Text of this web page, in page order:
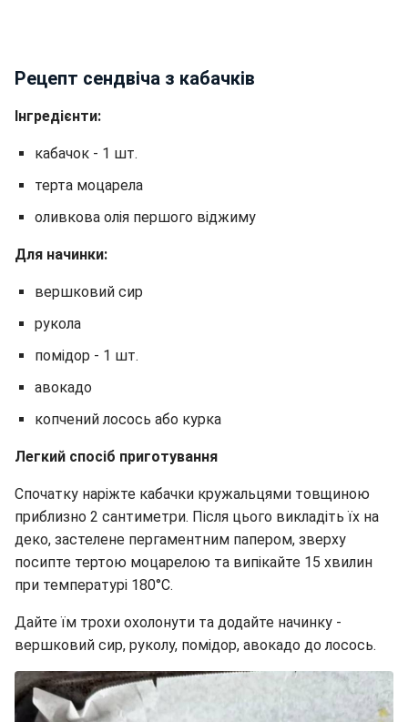
Рецепт сендвіча з кабачків
Інгредієнти:
кабачок - 1 шт.
терта моцарела
оливкова олія першого віджиму
Для начинки:
вершковий сир
рукола
помідор - 1 шт.
авокадо
копчений лосось або курка
Легкий спосіб приготування
Спочатку наріжте кабачки кружальцями товщиною
приблизно 2 сантиметри. Після цього викладіть їх на
деко, застелене пергаментним папером, зверху
посипте тертою моцарелою та випікайте 15 хвилин
при температурі 180°C.
Дайте їм трохи охолонути та додайте начинку -
вершковий сир, руколу, помідор, авокадо до лосось.